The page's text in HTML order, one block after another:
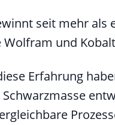
seit mehr
Wolfram und
Erfahrung
Schwarzmasse